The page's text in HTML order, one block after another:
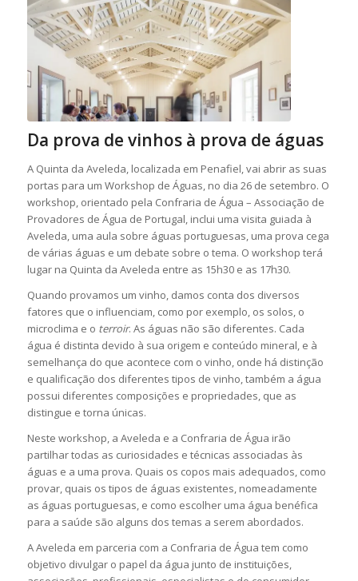
Da prova de vinhos à prova de águas
A Quinta da Aveleda, localizada em Penafiel, vai abrir as suas
portas para um Workshop de Águas, no dia 26 de setembro. O
workshop, orientado pela Confraria de Água – Associação de
Provadores de Água de Portugal, inclui uma visita guiada à
Aveleda, uma aula sobre águas portuguesas, uma prova cega
de várias águas e um debate sobre o tema. O workshop terá
lugar na Quinta da Aveleda entre as 15h30 e as 17h30.
Quando provamos um vinho, damos conta dos diversos
fatores que o influenciam, como por exemplo, os solos, o
microclima e o terroir. As águas não são diferentes. Cada
água é distinta devido à sua origem e conteúdo mineral, e à
semelhança do que acontece com o vinho, onde há distinção
e qualificação dos diferentes tipos de vinho, também a água
possui diferentes composições e propriedades, que as
distingue e torna únicas.
Neste workshop, a Aveleda e a Confraria de Água irão
partilhar todas as curiosidades e técnicas associadas às
águas e a uma prova. Quais os copos mais adequados, como
provar, quais os tipos de águas existentes, nomeadamente
as águas portuguesas, e como escolher uma água benéfica
para a saúde são alguns dos temas a serem abordados.
A Aveleda em parceria com a Confraria de Água tem como
objetivo divulgar o papel da água junto de instituições,